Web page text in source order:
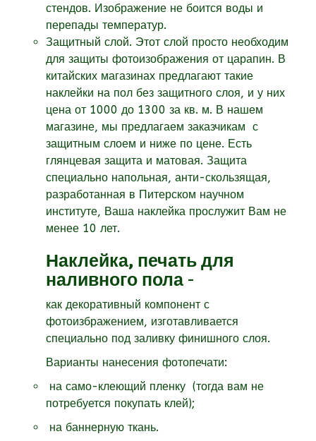
стендов. Изображение не боится воды и
перепады температур.
Защитный слой. Этот слой просто необходим
для защиты фотоизображения от царапин. В
китайских магазинах предлагают такие
наклейки на пол без защитного слоя, и у них
цена от 1000 до 1300 за кв. м. В нашем
магазине, мы предлагаем заказчикам с
защитным слоем и ниже по цене. Есть
глянцевая защита и матовая. Защита
специально напольная, анти-скользящая,
разработанная в Питерском научном
институте, Ваша наклейка прослужит Вам не
менее 10 лет.
Наклейка, печать для
наливного пола -
как декоративный компонент с
фотоизбражением, изготавливается
специально под заливку финишного слоя.
Варианты нанесения фотопечати:
на само-клеющий пленку (тогда вам не
потребуется покупать клей);
на баннерную ткань.